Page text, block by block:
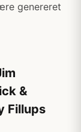
genereret
&
Fillups